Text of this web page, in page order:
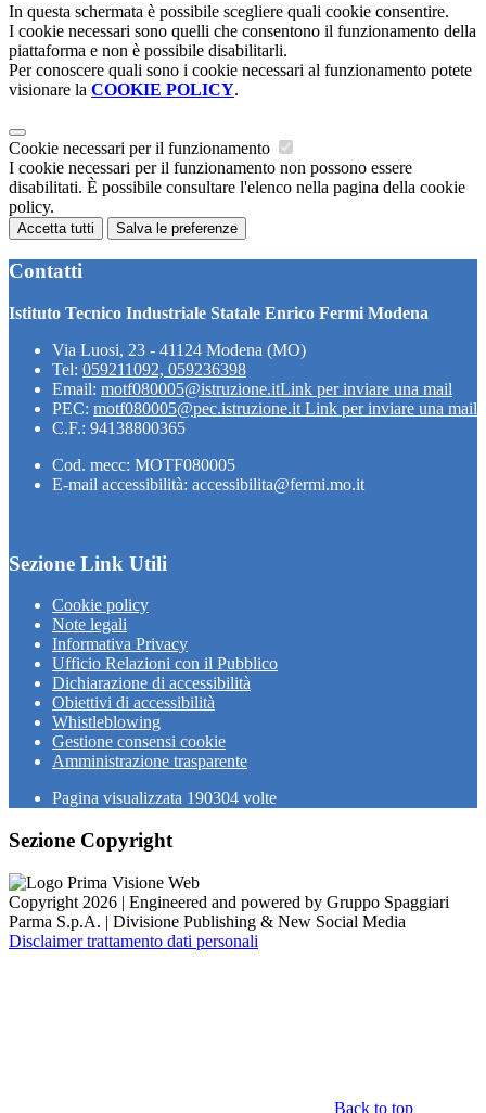
In questa schermata è possibile scegliere quali cookie consentire.
I cookie necessari sono quelli che consentono il funzionamento della
piattaforma e non è possibile disabilitarli.
Per conoscere quali sono i cookie necessari al funzionamento potete
visionare la COOKIE POLICY.
Cookie necessari per il funzionamento
I cookie necessari per il funzionamento non possono essere
disabilitati. È possibile consultare l'elenco nella pagina della cookie
policy.
Accetta tutti Salva le preferenze
Contatti
Istituto Tecnico Industriale Statale Enrico Fermi Modena
Via Luosi, 23 - 41124 Modena (MO)
Tel: 059211092, 059236398
Email: motf080005@istruzione.itLink per inviare una mail
PEC: motf080005@pec.istruzione.it Link per inviare una mail
C.F.: 94138800365
Cod. mecc: MOTF080005
E-mail accessibilità: accessibilita@fermi.mo.it
Sezione Link Utili
Cookie policy
Note legali
Informativa Privacy
Ufficio Relazioni con il Pubblico
Dichiarazione di accessibilità
Obiettivi di accessibilità
Whistleblowing
Gestione consensi cookie
Amministrazione trasparente
Pagina visualizzata 190304 volte
Sezione Copyright
Copyright 2026 | Engineered and powered by Gruppo Spaggiari
Parma S.p.A. | Divisione Publishing & New Social Media
Disclaimer trattamento dati personali
Back to top